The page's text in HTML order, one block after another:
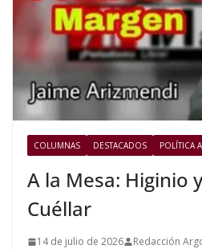
COLUMNAS DESTACADOS POLÍTICA
A la Mesa: Higinio
Cuéllar
14 de julio de 2026 Redacción